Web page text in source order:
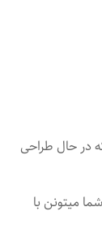
در حال طراحی
میتونن با